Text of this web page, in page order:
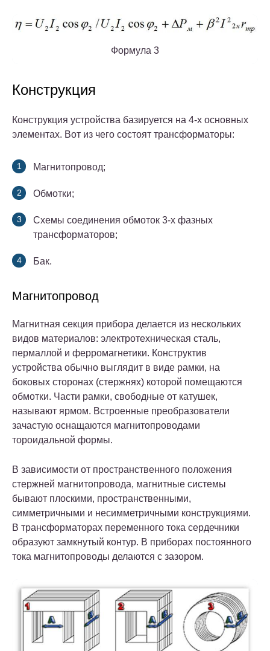
Формула 3
Конструкция
Конструкция устройства базируется на 4-х основных
элементах. Вот из чего состоят трансформаторы:
Магнитопровод;
Обмотки;
Схемы соединения обмоток 3-х фазных
трансформаторов;
Бак.
Магнитопровод
Магнитная секция прибора делается из нескольких
видов материалов: электротехническая сталь,
пермаллой и ферромагнетики. Конструктив
устройства обычно выглядит в виде рамки, на
боковых сторонах (стержнях) которой помещаются
обмотки. Части рамки, свободные от катушек,
называют ярмом. Встроенные преобразователи
зачастую оснащаются магнитопроводами
тороидальной формы.
В зависимости от пространственного положения
стержней магнитопровода, магнитные системы
бывают плоскими, пространственными,
симметричными и несимметричными конструкциями.
В трансформаторах переменного тока сердечники
образуют замкнутый контур. В приборах постоянного
тока магнитопроводы делаются с зазором.